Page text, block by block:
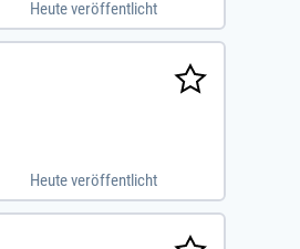
Heute veröffentlicht
Heute veröffentlicht